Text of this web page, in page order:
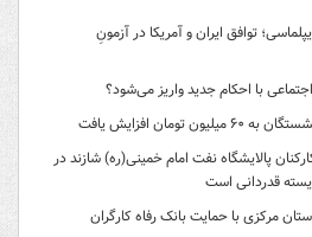
توافق ایران و آمریکا در آزمونِ
با احکام جدید واریز می‌شود؟
افزایش یافت
پالایشگاه نفت امام خمینی(ره) شازند در
قدردانی است
مرکزی با حمایت بانک رفاه کارگران